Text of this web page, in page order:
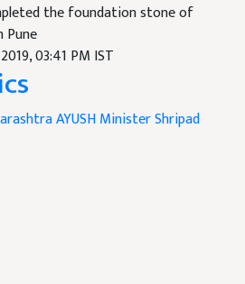
the foundation stone of
Pune
03:41 PM IST
AYUSH Minister Shripad